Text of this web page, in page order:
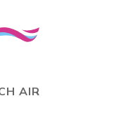
AIR